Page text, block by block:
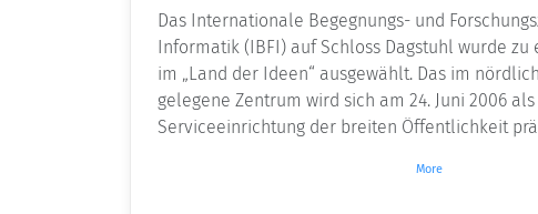
Das Internationale Begegnungs- und
Informatik (IBFI) auf Schloss Dagstuhl wurde zu
im „Land der Ideen“ ausgewählt. Das im
gelegene Zentrum wird sich am 24. Juni 2006
Serviceeinrichtung der breiten Öffentlichkeit
More